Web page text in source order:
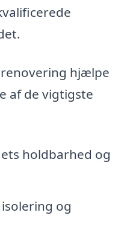
hjælpe
af de vigtigste
holdbarhed og
og